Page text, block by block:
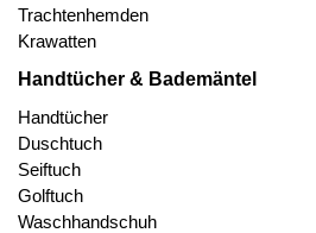
Trachtenhemden
Krawatten
Handtücher & Bademäntel
Handtücher
Duschtuch
Seiftuch
Golftuch
Waschhandschuh